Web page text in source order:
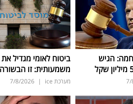
הגיש
7/
ביטוח לאומי מגדיל
משמעותית: זו
מערכת ice |
7/8/2026